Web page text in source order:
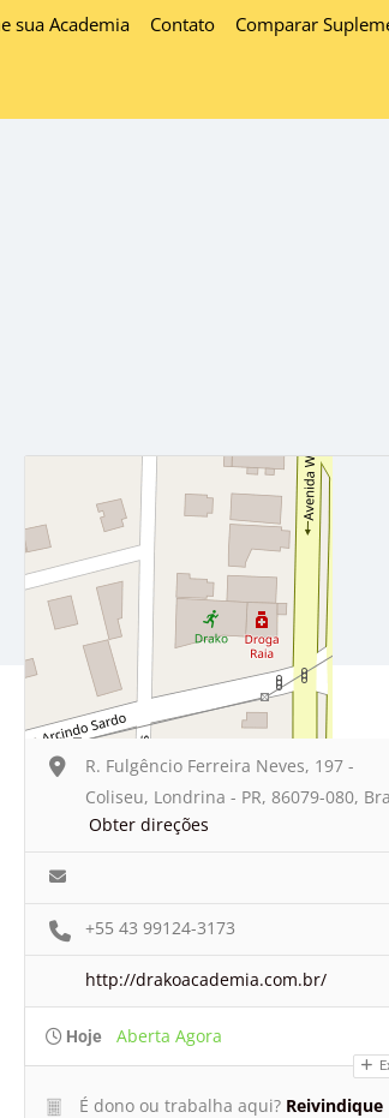
sua Academia Contato Comparar
R. Fulgêncio Ferreira Neves, 197 -
Coliseu, Londrina - PR, 86079-080,
Obter direções
+55 43 99124-3173
http://drakoacademia.com.br/
Hoje Aberta Agora
É dono ou trabalha aqui? Reivindique